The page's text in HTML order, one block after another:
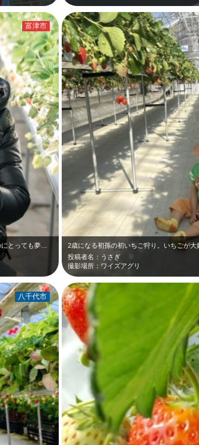
とっても夢…
富津市
2歳になる初孫の初いちご狩り。いちごが
投稿者名：うさぎ
撮影場所：ワイズアグリ
八千代市